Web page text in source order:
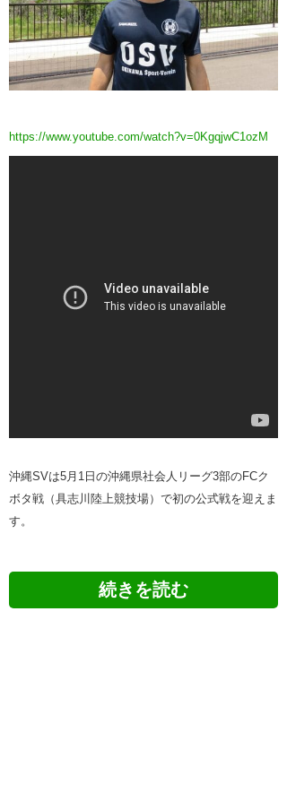
https://www.youtube.com/watch?v=0KgqjwC1ozM
沖縄SVは5月1日の沖縄県社会人リーグ3部のFCク
ボタ戦（具志川陸上競技場）で初の公式戦を迎えま
す。